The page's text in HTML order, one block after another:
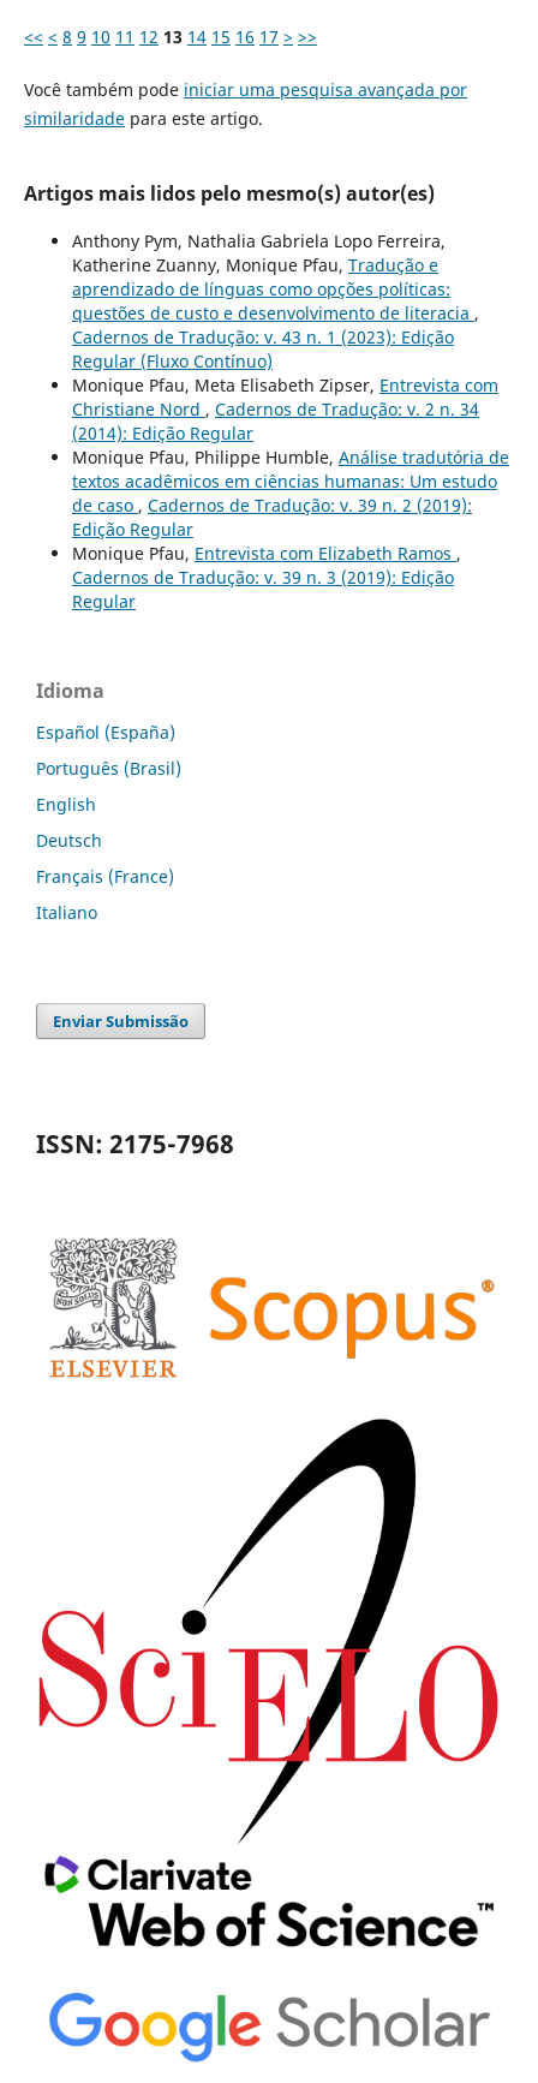
<< < 8 9 10 11 12 13 14 15 16 17 > >>
Você também pode iniciar uma pesquisa avançada por
similaridadepara este artigo.
Artigos mais lidos pelo mesmo(s) autor(es)
Anthony Pym, Nathalia Gabriela Lopo Ferreira,
Katherine Zuanny, Monique Pfau, Tradução e
aprendizado de línguas como opções políticas:
questões de custo e desenvolvimento de literacia ,
Cadernos de Tradução: v. 43 n. 1 (2023): Edição
Regular (Fluxo Contínuo)
Monique Pfau, Meta Elisabeth Zipser, Entrevista com
Christiane Nord , Cadernos de Tradução: v. 2 n. 34
(2014): Edição Regular
Monique Pfau, Philippe Humble, Análise tradutória de
textos acadêmicos em ciências humanas: Um estudo
de caso , Cadernos de Tradução: v. 39 n. 2 (2019):
Edição Regular
Monique Pfau, Entrevista com Elizabeth Ramos ,
Cadernos de Tradução: v. 39 n. 3 (2019): Edição
Regular
Idioma
Español (España)
Português (Brasil)
English
Deutsch
Français (France)
Italiano
Enviar Submissão
ISSN: 2175-7968